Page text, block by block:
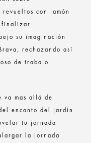
con jamón
finalizar
su imaginación
rechazando así
de trabajo
va mas allá de
encanto del jardín
tu jornada
la jornada